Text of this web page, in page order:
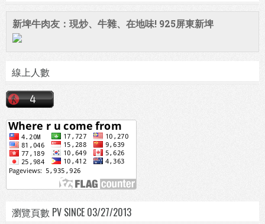
新埤牛肉友：現炒、牛雜、在地味! 925屏東新埤
線上人數
瀏覽頁數 PV SINCE 03/27/2013